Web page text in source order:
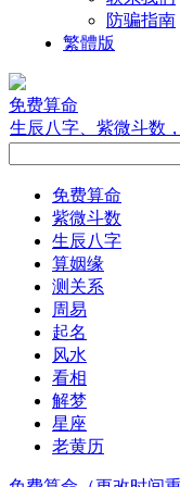
防骗指南
繁體版
免费算命
生辰八字、紫微斗数
免费算命
紫微斗数
生辰八字
算姻缘
测关系
周易
起名
风水
看相
解梦
星座
老黄历